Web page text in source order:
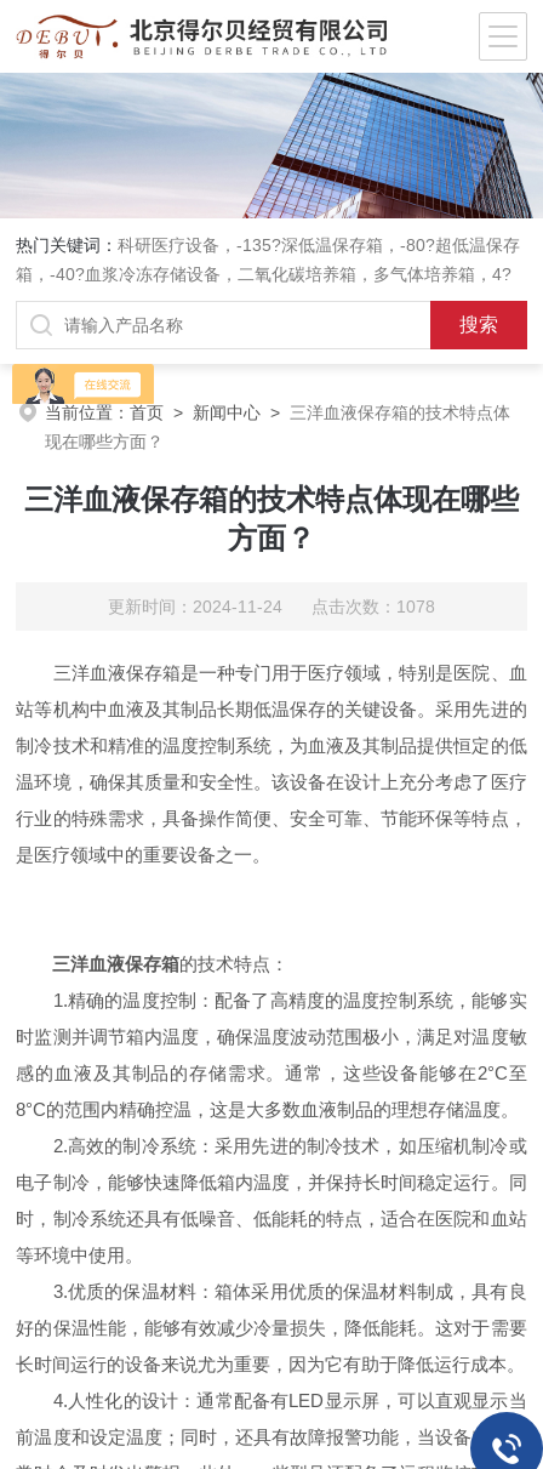
热门关键词：科研医疗设备，-135?深低温保存箱，-80?超低温保存
箱，-40?血浆冷冻存储设备，二氧化碳培养箱，多气体培养箱，4?
血液冷藏箱，药品冷藏箱；实验室设备，环境实验箱，植物培养箱，
高温恒温培养箱，低温恒温培养箱，碎花型制冰机；消毒灭菌设备，
高压蒸汽灭菌器等。
当前位置：首页 > 新闻中心 > 三洋血液保存箱的技术特点体
现在哪些方面？
三洋血液保存箱的技术特点体现在哪些
方面？
更新时间：2024-11-24 点击次数：1078
三洋血液保存箱是一种专门用于医疗领域，特别是医院、血
站等机构中血液及其制品长期低温保存的关键设备。采用先进的
制冷技术和精准的温度控制系统，为血液及其制品提供恒定的低
温环境，确保其质量和安全性。该设备在设计上充分考虑了医疗
行业的特殊需求，具备操作简便、安全可靠、节能环保等特点，
是医疗领域中的重要设备之一。
三洋血液保存箱的技术特点：
1.精确的温度控制：配备了高精度的温度控制系统，能够实
时监测并调节箱内温度，确保温度波动范围极小，满足对温度敏
感的血液及其制品的存储需求。通常，这些设备能够在2°C至
8°C的范围内精确控温，这是大多数血液制品的理想存储温度。
2.高效的制冷系统：采用先进的制冷技术，如压缩机制冷或
电子制冷，能够快速降低箱内温度，并保持长时间稳定运行。同
时，制冷系统还具有低噪音、低能耗的特点，适合在医院和血站
等环境中使用。
3.优质的保温材料：箱体采用优质的保温材料制成，具有良
好的保温性能，能够有效减少冷量损失，降低能耗。这对于需要
长时间运行的设备来说尤为重要，因为它有助于降低运行成本。
4.人性化的设计：通常配备有LED显示屏，可以直观显示当
前温度和设定温度；同时，还具有故障报警功能，当设备出现异